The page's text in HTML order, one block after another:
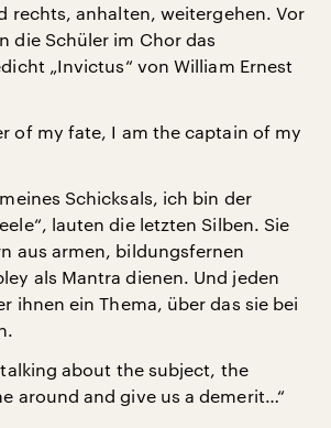
rechts, anhalten, weitergehen. Vor
die Schüler im Chor das
„Invictus“ von William Ernest
of my fate, I am the captain of my
Schicksals, ich bin der
lauten die letzten Silben. Sie
aus armen, bildungsfernen
als Mantra dienen. Und jeden
ihnen ein Thema, über das sie bei
talking about the subject, the
around and give us a demerit…“